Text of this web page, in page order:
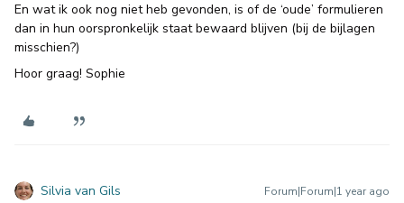
En wat ik ook nog niet heb gevonden, is of de ‘oude’ formulieren
dan in hun oorspronkelijk staat bewaard blijven (bij de bijlagen
misschien?)
Hoor graag! Sophie
Silvia van Gils Forum|Forum|1 year ago